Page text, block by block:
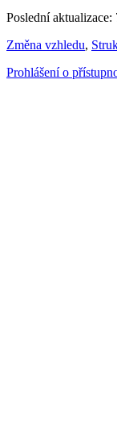
Poslední aktualizace:
Změna vzhledu,
Prohlášení o